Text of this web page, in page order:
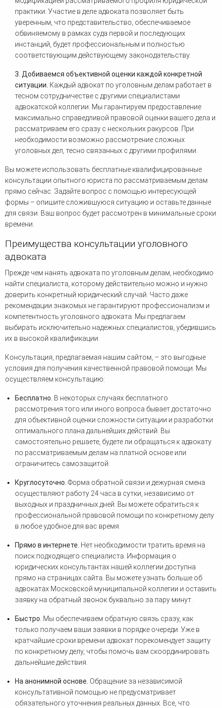
практики. Участие в деле адвоката позволяет быть
уверенным, что представительство, обеспечиваемое
обвиняемому в рамках суда первой и последующих
инстанций, будет профессиональным и полностью
соответствующим действующему законодательству.
3. Добиваемся объективной оценки каждой конкретной
ситуации. Каждый адвокат по уголовным делам работает в
тесном сотрудничестве с другими специалистами
адвокатской коллегии. Мы гарантируем предоставление
максимально справедливой правовой оценки вашего дела и
рассматриваем его сразу с нескольких ракурсов. При
необходимости возможно рассмотрение сложных
уголовных дел, тесно связанных с другими профилями.
Вы можете использовать бесплатные квалифицированные
консультации опытного юриста по рассматриваемым делам
прямо сейчас. Задайте вопрос с помощью интересующей
формы – опишите сложившуюся ситуацию и оставьте данные
для связи. Ваш вопрос будет рассмотрен в минимальные сроки
времени.
Преимущества консультации уголовного
адвоката
Прежде чем нанять адвоката по уголовным делам, необходимо
найти специалиста, которому действительно можно и нужно
доверить конкретный юридический случай. Часто даже
рекомендации знакомых не гарантируют профессионализм и
компетентность уголовного адвоката. Мы предлагаем
выбирать исключительно надежных специалистов, убедившись
их в высокой квалификации.
Консультация, предлагаемая нашим сайтом, – это выгодные
условия для получения качественной правовой помощи. Мы
осуществляем консультацию:
Бесплатно. В некоторых случаях бесплатного
рассмотрения того или иного вопроса бывает достаточно
для объективной оценки сложности ситуации и разработки
оптимального плана дальнейших действий. Вы
самостоятельно решаете, будете ли обращаться к адвокату
по рассматриваемым делам на платной основе или
ограничитесь самозащитой.
Круглосуточно. Форма обратной связи и дежурная смена
осуществляют работу 24 часа в сутки, независимо от
выходных и праздничных дней. Вы можете обратиться к
профессиональной правовой помощи по конкретному делу
в любое удобное для вас время.
Прямо в интернете. Нет необходимости тратить время на
поиск подходящего специалиста. Информация о
юридических консультантах нашей коллегии доступна
прямо на страницах сайта. Вы можете узнать больше об
адвокатах Московской муниципальной коллегии и оставить
заявку на обратный звонок буквально за пару минут.
Быстро. Мы обеспечиваем обратную связь сразу, как
только получаем ваши заявки в порядке очереди. Уже в
кратчайшие сроки времени адвокат порекомендует защиту
по конкретному делу, чтобы помочь вам скоординировать
дальнейшие действия.
На анонимной основе. Обращение за независимой
консультативной помощью не предусматривает
обязательного уточнения реальных данных. Все, что